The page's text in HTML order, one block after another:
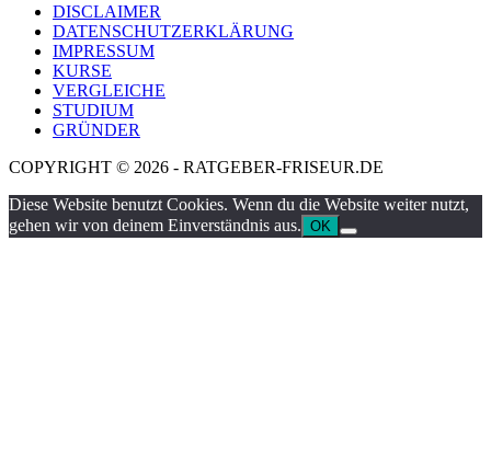
DISCLAIMER
DATENSCHUTZERKLÄRUNG
IMPRESSUM
KURSE
VERGLEICHE
STUDIUM
GRÜNDER
COPYRIGHT © 2026 - RATGEBER-FRISEUR.DE
Diese Website benutzt Cookies. Wenn du die Website weiter nutzt,
gehen wir von deinem Einverständnis aus. OK